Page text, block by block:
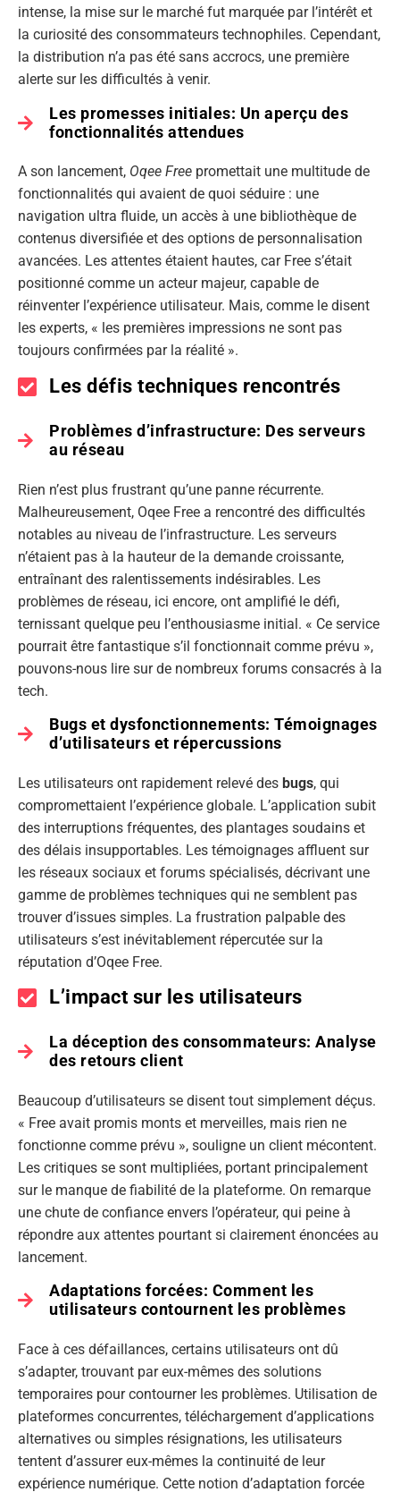
intense, la mise sur le marché fut marquée par l’intérêt et
la curiosité des consommateurs technophiles. Cependant,
la distribution n’a pas été sans accrocs, une première
alerte sur les difficultés à venir.
Les promesses initiales: Un aperçu des
fonctionnalités attendues
A son lancement, Oqee Free promettait une multitude de
fonctionnalités qui avaient de quoi séduire : une
navigation ultra fluide, un accès à une bibliothèque de
contenus diversifiée et des options de personnalisation
avancées. Les attentes étaient hautes, car Free s’était
positionné comme un acteur majeur, capable de
réinventer l’expérience utilisateur. Mais, comme le disent
les experts, « les premières impressions ne sont pas
toujours confirmées par la réalité ».
Les défis techniques rencontrés
Problèmes d’infrastructure: Des serveurs
au réseau
Rien n’est plus frustrant qu’une panne récurrente.
Malheureusement, Oqee Free a rencontré des difficultés
notables au niveau de l’infrastructure. Les serveurs
n’étaient pas à la hauteur de la demande croissante,
entraînant des ralentissements indésirables. Les
problèmes de réseau, ici encore, ont amplifié le défi,
ternissant quelque peu l’enthousiasme initial. « Ce service
pourrait être fantastique s’il fonctionnait comme prévu »,
pouvons-nous lire sur de nombreux forums consacrés à la
tech.
Bugs et dysfonctionnements: Témoignages
d’utilisateurs et répercussions
Les utilisateurs ont rapidement relevé des bugs, qui
compromettaient l’expérience globale. L’application subit
des interruptions fréquentes, des plantages soudains et
des délais insupportables. Les témoignages affluent sur
les réseaux sociaux et forums spécialisés, décrivant une
gamme de problèmes techniques qui ne semblent pas
trouver d’issues simples. La frustration palpable des
utilisateurs s’est inévitablement répercutée sur la
réputation d’Oqee Free.
L’impact sur les utilisateurs
La déception des consommateurs: Analyse
des retours client
Beaucoup d’utilisateurs se disent tout simplement déçus.
« Free avait promis monts et merveilles, mais rien ne
fonctionne comme prévu », souligne un client mécontent.
Les critiques se sont multipliées, portant principalement
sur le manque de fiabilité de la plateforme. On remarque
une chute de confiance envers l’opérateur, qui peine à
répondre aux attentes pourtant si clairement énoncées au
lancement.
Adaptations forcées: Comment les
utilisateurs contournent les problèmes
Face à ces défaillances, certains utilisateurs ont dû
s’adapter, trouvant par eux-mêmes des solutions
temporaires pour contourner les problèmes. Utilisation de
plateformes concurrentes, téléchargement d’applications
alternatives ou simples résignations, les utilisateurs
tentent d’assurer eux-mêmes la continuité de leur
expérience numérique. Cette notion d’adaptation forcée